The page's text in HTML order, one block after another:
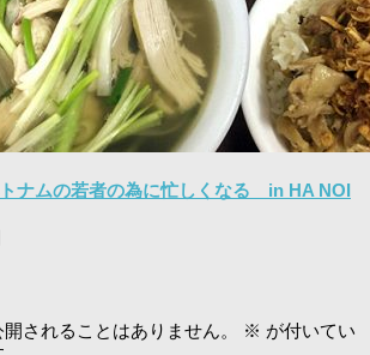
ナムの若者の為に忙しくなる in HA NOI
されることはありません。 ※ が付いてい